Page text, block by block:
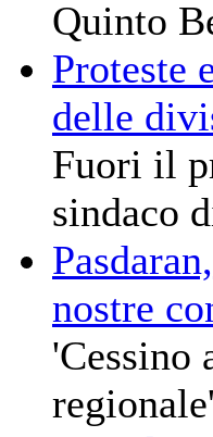
Quinto
Proteste
delle
Fuori il
sindaco
nostre
'Cessino
regionale'